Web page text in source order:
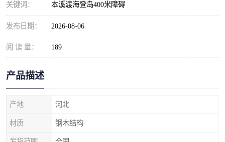
关键词： 本溪渡海登岛400米障碍
发布日期： 2026-08-06
阅 读 量： 189
产品描述
产地 河北
材质 钢木结构